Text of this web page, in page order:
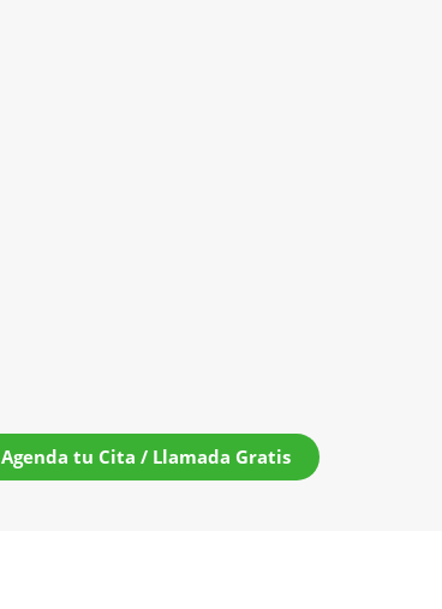
Agenda tu Cita / Llamada Gratis